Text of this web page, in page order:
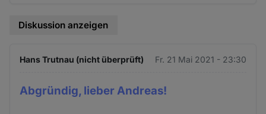
Diskussion anzeigen
Hans Trutnau (nicht überprüft) Fr. 21 Mai 2021 - 23:30
Abgründig, lieber Andreas!